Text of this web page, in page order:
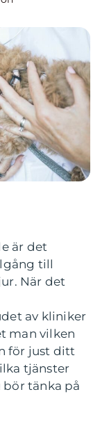
är det
till
När det
av kliniker
man vilken
för just ditt
tjänster
tänka på